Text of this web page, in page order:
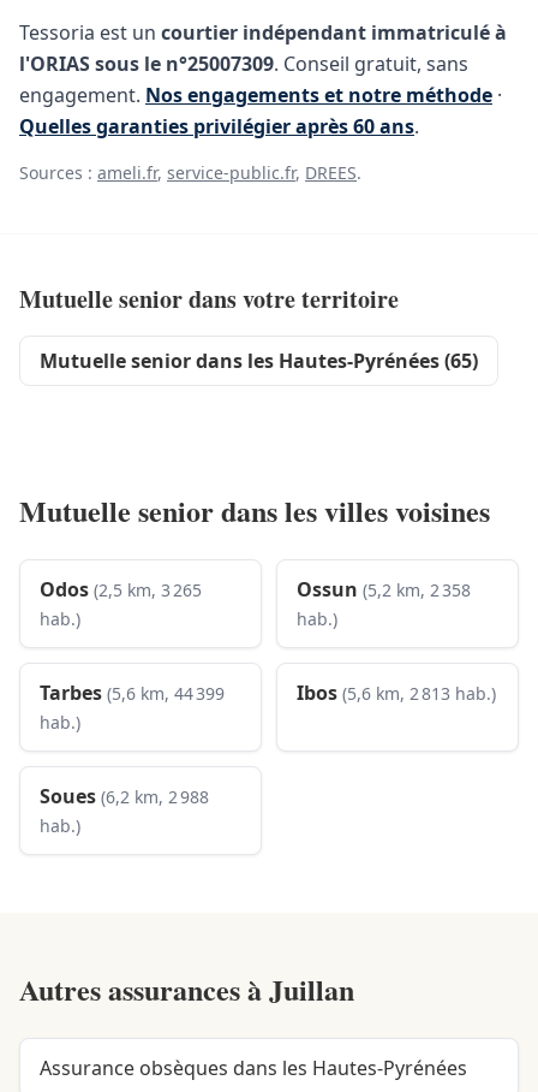
Tessoria est un courtier indépendant immatriculé à
l'ORIAS sous le n°25007309. Conseil gratuit, sans
engagement. Nos engagements et notre méthode ·
Quelles garanties privilégier après 60 ans.
Sources : ameli.fr, service-public.fr, DREES.
Mutuelle senior dans votre territoire
Mutuelle senior dans les Hautes-Pyrénées (65)
Mutuelle senior dans les villes voisines
Odos (2,5 km, 3 265
hab.)
Ossun (5,2 km, 2 358
hab.)
Tarbes (5,6 km, 44 399
hab.)
Ibos (5,6 km, 2 813 hab.)
Soues (6,2 km, 2 988
hab.)
Autres assurances àJuillan
Assurance obsèques dans les Hautes-Pyrénées